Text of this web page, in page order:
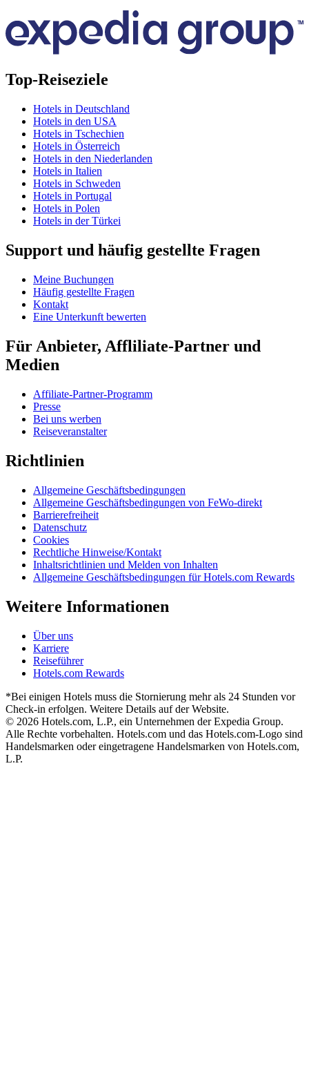
Top-Reiseziele
Hotels in Deutschland
Hotels in den USA
Hotels in Tschechien
Hotels in Österreich
Hotels in den Niederlanden
Hotels in Italien
Hotels in Schweden
Hotels in Portugal
Hotels in Polen
Hotels in der Türkei
Support und häufig gestellte Fragen
Meine Buchungen
Häufig gestellte Fragen
Kontakt
Eine Unterkunft bewerten
Für Anbieter, Affliliate-Partner und
Medien
Affiliate-Partner-Programm
Presse
Bei uns werben
Reiseveranstalter
Richtlinien
Allgemeine Geschäftsbedingungen
Allgemeine Geschäftsbedingungen von FeWo-direkt
Barrierefreiheit
Datenschutz
Cookies
Rechtliche Hinweise/Kontakt
Inhaltsrichtlinien und Melden von Inhalten
Allgemeine Geschäftsbedingungen für Hotels.com Rewards
Weitere Informationen
Über uns
Karriere
Reiseführer
Hotels.com Rewards
*Bei einigen Hotels muss die Stornierung mehr als 24 Stunden vor
Check-in erfolgen. Weitere Details auf der Website.
© 2026 Hotels.com, L.P., ein Unternehmen der Expedia Group.
Alle Rechte vorbehalten. Hotels.com und das Hotels.com-Logo sind
Handelsmarken oder eingetragene Handelsmarken von Hotels.com,
L.P.